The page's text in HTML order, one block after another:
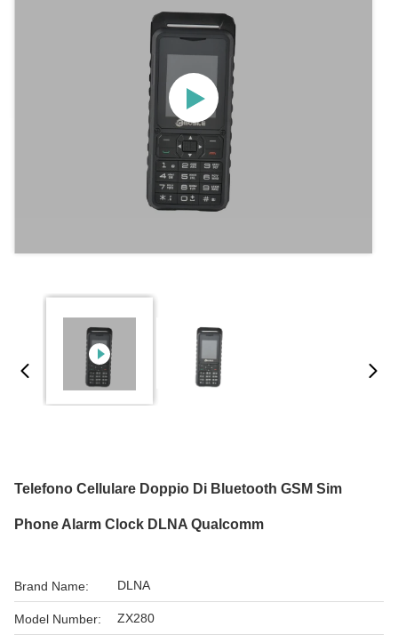
Telefono Cellulare Doppio Di Bluetooth GSM Sim
Phone Alarm Clock DLNA Qualcomm
Brand Name: DLNA
Model Number: ZX280